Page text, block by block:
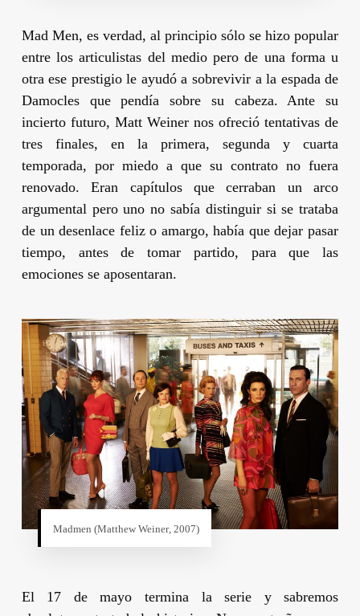
Mad Men, es verdad, al principio sólo se hizo popular
entre los articulistas del medio pero de una forma u
otra ese prestigio le ayudó a sobrevivir a la espada de
Damocles que pendía sobre su cabeza. Ante su
incierto futuro, Matt Weiner nos ofreció tentativas de
tres finales, en la primera, segunda y cuarta
temporada, por miedo a que su contrato no fuera
renovado. Eran capítulos que cerraban un arco
argumental pero uno no sabía distinguir si se trataba
de un desenlace feliz o amargo, había que dejar pasar
tiempo, antes de tomar partido, para que las
emociones se aposentaran.
Madmen (Matthew Weiner, 2007)
El 17 de mayo termina la serie y sabremos